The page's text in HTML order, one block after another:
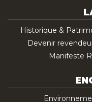
Historique &
Devenir
Manifeste